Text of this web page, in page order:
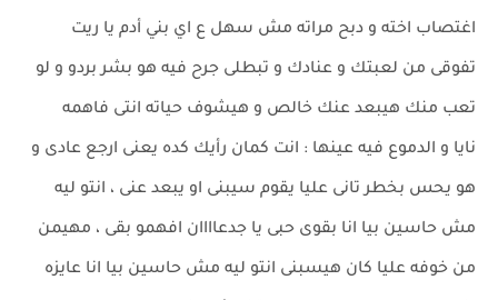
اغتصاب اخته و دبح مراته مش سهل ع اي بني أدم يا ريت
تفوقى من لعبتك و عنادك و تبطلى جرح فيه هو بشر بردو و لو
تعب منك هيبعد عنك خالص و هيشوف حياته انتى فاهمه
نايا و الدموع فيه عينها : انت كمان رأيك كده يعنى ارجع عادى و
هو يحس بخطر تانى عليا يقوم سيبنى او يبعد عنى ، انتو ليه
مش حاسين بيا انا بقوى حبى يا جدعاااان افهمو بقى ، مهيمن
من خوفه عليا كان هيسبنى انتو ليه مش حاسين بيا انا عايزه